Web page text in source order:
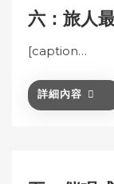
六：旅人
[caption…
詳細內容